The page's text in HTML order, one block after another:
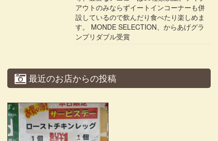
アウトのみならずイートインコーナーも併
設しているので飲んだり食べたり楽しめま
す。 MONDE SELECTION、からあげグラ
ンプリダブル受賞
最近のお店からの投稿